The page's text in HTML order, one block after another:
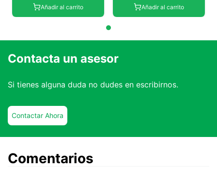
Añadir al carrito Añadir al carrito
Contacta un asesor
Si tienes alguna duda no dudes en escribirnos.
Contactar Ahora
Comentarios